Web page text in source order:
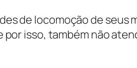
de locomoção de seus
por isso, também não